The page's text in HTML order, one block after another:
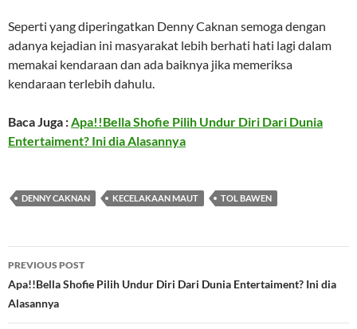
Seperti yang diperingatkan Denny Caknan semoga dengan
adanya kejadian ini masyarakat lebih berhati hati lagi dalam
memakai kendaraan dan ada baiknya jika memeriksa
kendaraan terlebih dahulu.
Baca Juga :Apa!!Bella Shofie Pilih Undur Diri Dari Dunia
Entertaiment? Ini dia Alasannya
DENNY CAKNAN KECELAKAAN MAUT TOL BAWEN
Post
navigation
PREVIOUS POST
Apa!!Bella Shofie Pilih Undur Diri Dari Dunia Entertaiment? Ini dia
Alasannya